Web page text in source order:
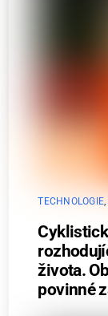
TECHNOLOGIE,
života.
povinné